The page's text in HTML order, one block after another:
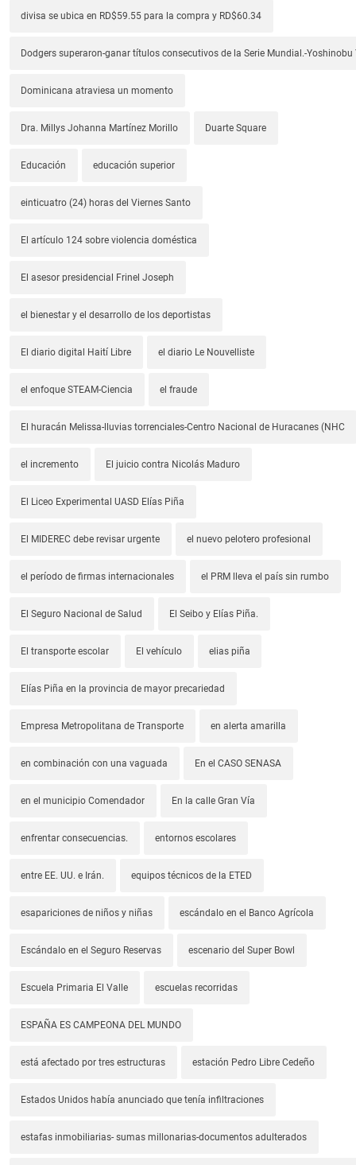
divisa se ubica en RD$59.55 para la compra y RD$60.34
Dodgers superaron-ganar títulos consecutivos de la Serie Mundial.-
Dominicana atraviesa un momento
Dra. Millys Johanna Martínez Morillo Duarte Square
Educación educación superior
einticuatro (24) horas del Viernes Santo
El artículo 124 sobre violencia doméstica
El asesor presidencial Frinel Joseph
el bienestar y el desarrollo de los deportistas
El diario digital Haití Libre el diario Le Nouvelliste
el enfoque STEAM-Ciencia el fraude
El huracán Melissa-lluvias torrenciales-Centro Nacional de Huracanes (NHC
el incremento El juicio contra Nicolás Maduro
El Liceo Experimental UASD Elías Piña
El MIDEREC debe revisar urgente el nuevo pelotero profesional
el período de firmas internacionales el PRM lleva el país sin rumbo
El Seguro Nacional de Salud El Seibo y Elías Piña.
El transporte escolar El vehículo elias piña
Elías Piña en la provincia de mayor precariedad
Empresa Metropolitana de Transporte en alerta amarilla
en combinación con una vaguada En el CASO SENASA
en el municipio Comendador En la calle Gran Vía
enfrentar consecuencias. entornos escolares
entre EE. UU. e Irán. equipos técnicos de la ETED
esapariciones de niños y niñas escándalo en el Banco Agrícola
Escándalo en el Seguro Reservas escenario del Super Bowl
Escuela Primaria El Valle escuelas recorridas
ESPAÑA ES CAMPEONA DEL MUNDO
está afectado por tres estructuras estación Pedro Libre Cedeño
Estados Unidos había anunciado que tenía infiltraciones
estafas inmobiliarias- sumas millonarias-documentos adulterados